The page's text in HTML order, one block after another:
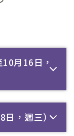
月16日，
日，週三）